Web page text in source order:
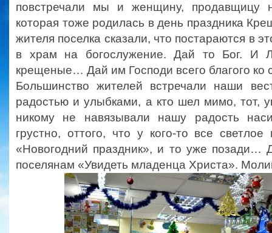
повстречали мы и женщину, продавщицу
которая тоже родилась в день праздника
жителя поселка сказали, что постараются в
в храм на богослужение. Дай то Бог. И
крещеные… Дай им Господи всего благого ко
Большинство жителей встречали наши
радостью и улыбками, а кто шел мимо,
никому не навязывали нашу радость
грустно, оттого, что у кого-то все
«Новогодний праздник», и то уже позади…
поселянам «Увидеть младенца Христа».